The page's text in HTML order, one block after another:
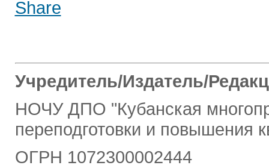
Учредитель/Издатель/
НОЧУ ДПО "Кубанская
переподготовки и повышения
ОГРН 1072300002444